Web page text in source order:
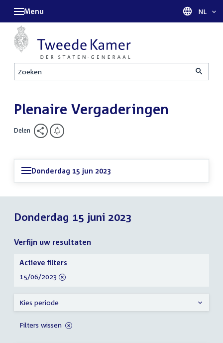
Zoeken
Menu Taal
NL
Plenaire Vergaderingen
Delen
Donderdag 15 jun 2023
Donderdag 15 juni 2023
Verfijn uw resultaten
Verfijn
uw
resultaten
Actieve filters
verwijder
15/06/2023
Kies periode
Filters wissen